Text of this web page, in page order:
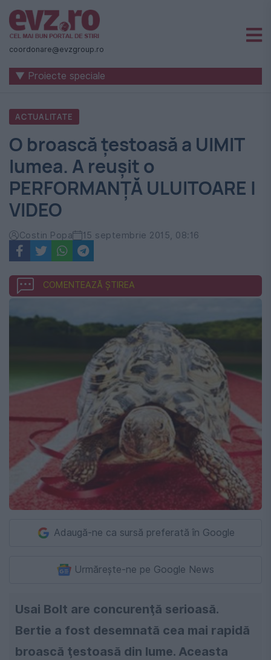
Știri
naționale
internaționale
România
-
Evenimentul
Zilei
coordonare@evzgroup.ro
▼ Proiecte speciale
ACTUALITATE
O broască ţestoasă a UIMIT
lumea. A reuşit o
PERFORMANŢĂ ULUITOARE |
VIDEO
Costin Popa 15 septembrie 2015, 08:16
COMENTEAZĂ ȘTIREA
Adaugă-ne ca sursă preferată în Google
Urmărește-ne pe Google News
Usai Bolt are concurenţă serioasă.
Bertie a fost desemnată cea mai rapidă
broască ţestoasă din lume. Aceasta